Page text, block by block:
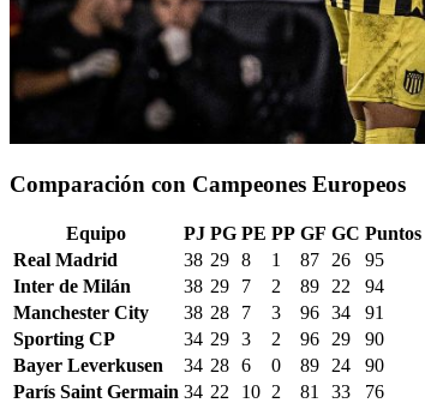
Comparación con Campeones Europeos
Equipo PJ PG PE PP GF GC Puntos
Real Madrid
38 29 8 1 87 26 95
Inter de Milán
38 29 7 2 89 22 94
Manchester City
38 28 7 3 96 34 91
Sporting CP
34 29 3 2 96 29 90
Bayer Leverkusen
34 28 6 0 89 24 90
París Saint Germain 34 22 10 2 81 33 76